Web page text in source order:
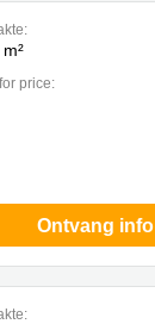
price:
Ontvang info